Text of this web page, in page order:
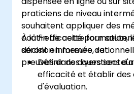
praticiens de niveau
souhaitent appliquer des
coût-efficacité pour
décision informée,
preuves dans divers
À la fin de cette formation,
seront en mesure de :
Définir des questions
efficacité et établir des
d'évaluation.